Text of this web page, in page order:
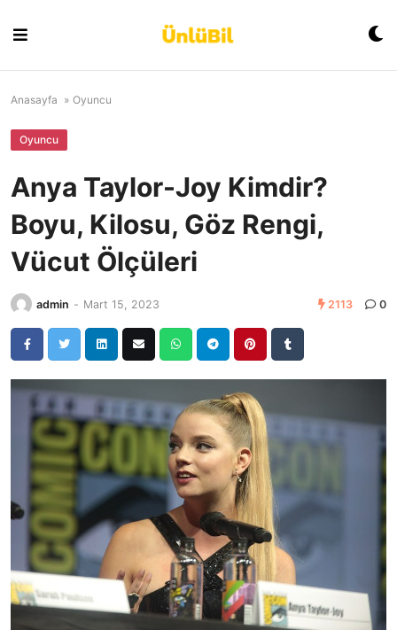
content
Anasayfa » Oyuncu
Oyuncu
Anya Taylor-Joy Kimdir?
Boyu, Kilosu, Göz Rengi,
Vücut Ölçüleri
admin - Mart 15, 2023 2113 0